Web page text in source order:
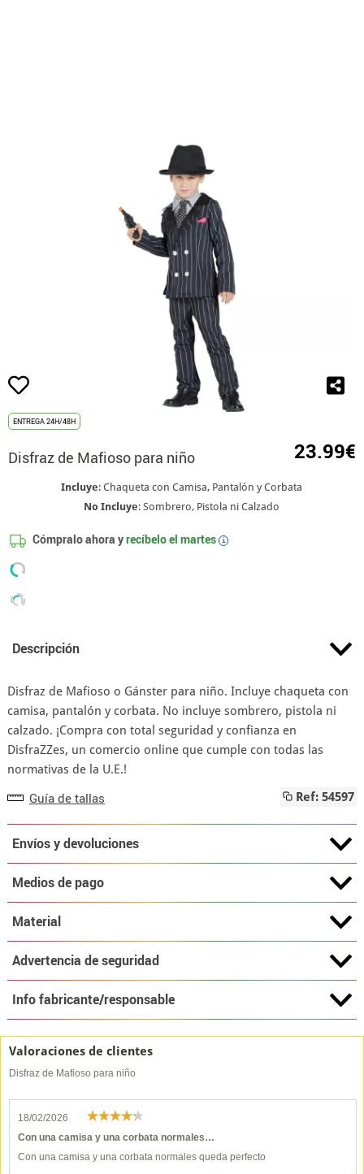
ENTREGA 24H/48H
Disfraz de Mafioso para niño 23.99€
Incluye: Chaqueta con Camisa, Pantalón y Corbata
No Incluye: Sombrero, Pistola ni Calzado
Cómpralo ahora yrecíbelo el martes i
Descripción
Disfraz de Mafioso o Gánster para niño. Incluye chaqueta con
camisa, pantalón y corbata. No incluye sombrero, pistola ni
calzado. ¡Compra con total seguridad y confianza en
DisfraZZes, un comercio online que cumple con todas las
normativas de la U.E.!
Guía de tallas Ref: 54597
Envíos y devoluciones
Medios de pago
Material
Advertencia de seguridad
Info fabricante/responsable
Valoraciones de clientes
Disfraz de Mafioso para niño
18/02/2026
Con una camisa y una corbata normales…
Con una camisa y una corbata normales queda perfecto